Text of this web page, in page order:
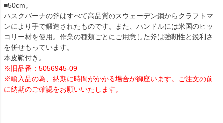
■50cm。
ハスクバーナの斧はすべて高品質のスウェーデン鋼からクラフトマ
ンにより手で鍛造されたものです。また、ハンドルには米国のヒッ
コリー材を使用。作業の種類ごとにご用意した斧は強靭性と鋭利さ
を併せもっています。
本皮鞘付き。
※旧品番：5056945-09
※輸入品の為、納期に時間がかかる場合が御座います。ご注文の前
に納期のご確認をお願いいたします。